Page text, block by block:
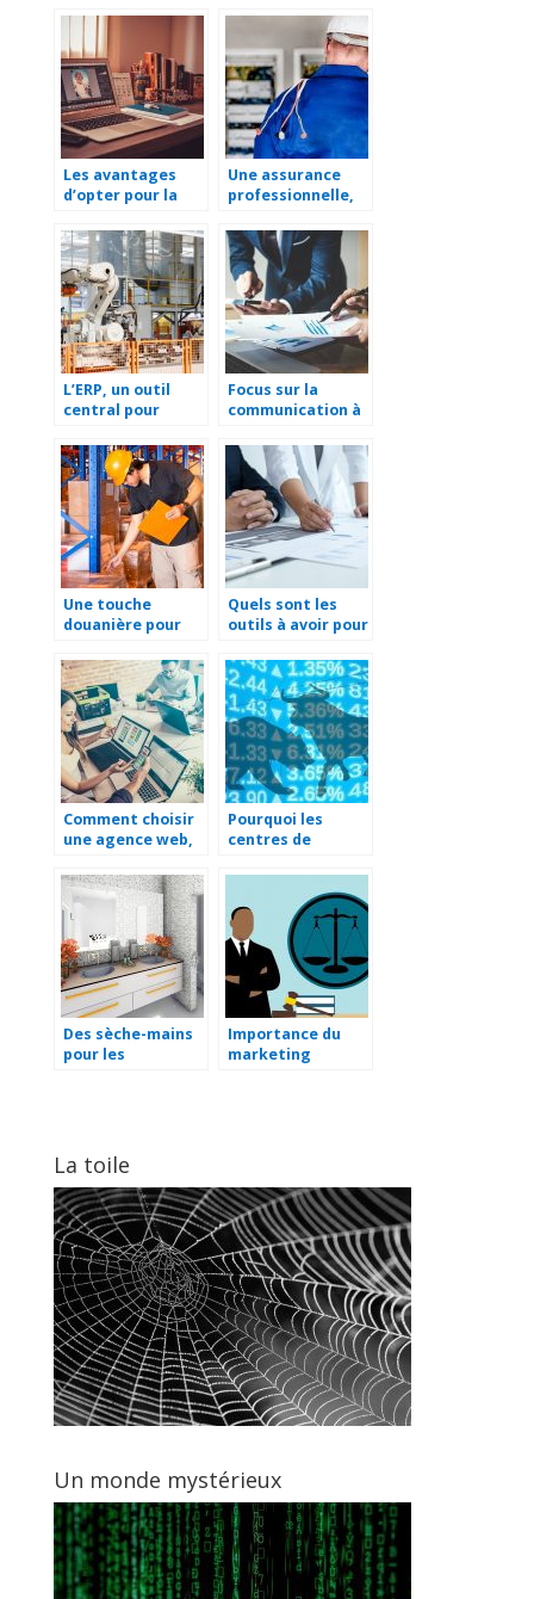
Les avantages
d’opter pour la
maintenance
d’applications
(TMA)
Une assurance
professionnelle,
L’ERP, un outil
central pour
gestion d’une
entreprise
Focus sur la
communication à
Une touche
douanière pour
Quels sont les
outils à avoir pour
stratégie
marketing ?
Comment choisir
une agence web,
collaboration à
long terme ?
Pourquoi les
centres de
importants pour
le secteur du
marketing ?
Des sèche-mains
pour les
Importance du
marketing
La toile
Un monde mystérieux